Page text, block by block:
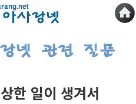
한 일이 생겨서